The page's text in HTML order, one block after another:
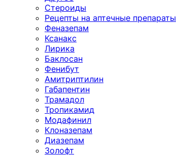
Стероиды
Рецепты на аптечные препараты
Феназепам
Ксанакс
Лирика
Баклосан
Фенибут
Амитриптилин
Габапентин
Трамадол
Тропикамид
Модафинил
Клоназепам
Диазепам
Золофт